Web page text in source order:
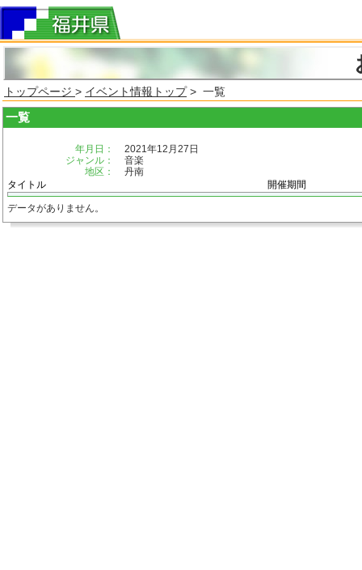
トップページ > イベント情報トップ> 一覧
一覧
年月日：
2021年12月27日
ジャンル：
音楽
地区：
丹南
タイトル
開催期間
データがありません。